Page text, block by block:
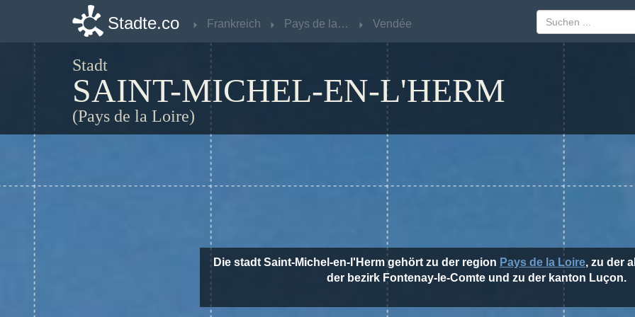
Stadte.co Frankreich Pays de la Loire Vendée
Stadt
SAINT-MICHEL-EN-L'HERM
(Pays de la Loire)
Die stadt Saint-Michel-en-l'Herm gehört zu der region Pays de la Loire, zu der
der bezirk Fontenay-le-Comte und zu der kanton Luçon.
Stadte.co Frankreich Pays de la Loire Vendée